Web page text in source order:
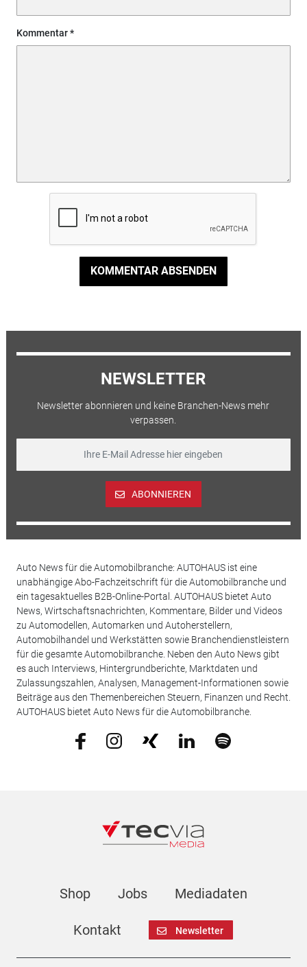
Kommentar
KOMMENTAR ABSENDEN
NEWSLETTER
Newsletter abonnieren und keine Branchen-News mehr
verpassen.
ABONNIEREN
Auto News für die Automobilbranche: AUTOHAUS ist eine
unabhängige Abo-Fachzeitschrift für die Automobilbranche und
ein tagesaktuelles B2B-Online-Portal. AUTOHAUS bietet Auto
News, Wirtschaftsnachrichten, Kommentare, Bilder und Videos
zu Automodellen, Automarken und Autoherstellern,
Automobilhandel und Werkstätten sowie Branchendienstleistern
für die gesamte Automobilbranche. Neben den Auto News gibt
es auch Interviews, Hintergrundberichte, Marktdaten und
Zulassungszahlen, Analysen, Management-Informationen sowie
Beiträge aus den Themenbereichen Steuern, Finanzen und Recht.
AUTOHAUS bietet Auto News für die Automobilbranche.
Shop Jobs Mediadaten
Kontakt Newsletter